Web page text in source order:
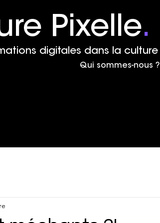
Pixelle.
digitales dans la culture
Qui sommes-nous ?